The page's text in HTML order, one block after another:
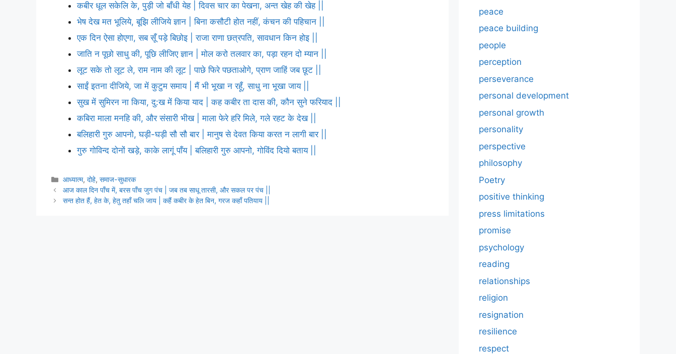
कबीर धूल सकेलि के, पुड़ी जो बाँधी येह | दिवस चार का पेखना, अन्त खेह की खेह ||
भेष देख मत भूलिये, बूझि लीजिये ज्ञान | बिना कसौटी होत नहीं, कंचन की पहिचान ||
एक दिन ऐसा होएगा, सब सूँ पड़े बिछोइ | राजा राणा छत्रपति, सावधान किन होइ ||
जाति न पूछो साधु की, पूछि लीजिए ज्ञान | मोल करो तलवार का, पड़ा रहन दो म्यान ||
लूट सके तो लूट ले, राम नाम की लूट | पाछे फिरे पछताओगे, प्राण जाहिं जब छूट ||
साईं इतना दीजिये, जा में कुटुम समाय | मैं भी भूखा न रहूँ, साधु ना भूखा जाय ||
सुख में सुमिरन ना किया, दु:ख में किया याद | कह कबीर ता दास की, कौन सुने फरियाद ||
कबिरा माला मनहि की, और संसारी भीख | माला फेरे हरि मिले, गले रहट के देख ||
बलिहारी गुरु आपनो, घड़ी-घड़ी सौ सौ बार | मानुष से देवत किया करत न लागी बार ||
गुरु गोविन्द दोनों खड़े, काके लागूं पाँय | बलिहारी गुरु आपनो, गोविंद दियो बताय ||
Categories
आध्यात्म,दोहे,समाज-सुधारक
आज काल दिन पाँच में, बरस पाँच जुग पंच | जब तब साधू तारसी, और सकल पर पंच ||
सन्त होत हैं, हेत के, हेतु तहाँ चलि जाय | कहैं कबीर के हेत बिन, गरज कहाँ पतियाय ||
peace
peace building
people
perception
perseverance
personal development
personal growth
personality
perspective
philosophy
Poetry
positive thinking
press limitations
promise
psychology
reading
relationships
religion
resignation
resilience
respect